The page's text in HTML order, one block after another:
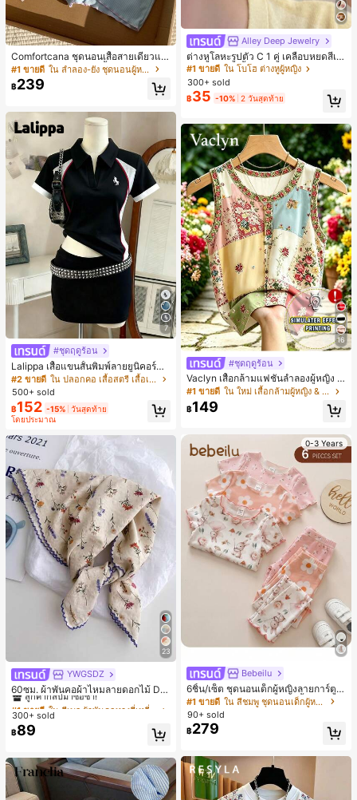
Comfortcana ชุดนอนเสื้อสายเดี่ยวแต่
งระบายและกางเกงขาสั้นสำหรับผู้หญิง
#1 ขายดี ใน ลำลอง-ยัง ชุดนอนผู้หญิง
฿239
7
#ชุดฤดูร้อน
Lalippa เสื้อแขนสั้นพิมพ์ลายยูนิคอร์นล
ายทางสีตัดกันสำหรับผู้หญิง สไตล์วิทย
าลัย
#2 ขายดี
ใน ปลอกคอ เสื้อสตรี เสื้อเบลาส์ & Tee
500+ sold
฿152 -15% วันสุดท้าย
โดยประมาณ
23
YWGSDZ
60ซม. ผ้าพันคอผ้าไหมลายดอกไม้ Dit
sy สีเบจ, เครื่องประดับใหม่สำหรับผู้หญิ
งฤดูใบไม้ผลิ/ฤดูใบไม้ร่วง, ผ้าพันคอผืน
บางอเนกประสงค์หรูหรา
#1 ขายดี
ลูกค้ากลับมาซื้อซ้ำ!
#1 ขายดี
ลูกค้ากลับมาซื้อซ้ำ!
#1 ขายดี
ลูกค้ากลับมาซื้อซ้ำ!
#1 ขายดี
ใน สีเบจ ผ้าพันคอทรงสี่เหลี่ยมและผ้าพันคอสำหรับผู้
300+ sold
฿89
Alley Deep Jewelry
ต่างหูโลหะรูปตัว C 1 คู่ เคลือบหยดสีเห
ลือง ลายจุดสีน้ำเงิน สไตล์ยุโรปและอเม
ริกัน แฟชั่นส่วนตัว หวานและสง่างาม
สำหรับผู้หญิงและเด็กหญิง สำหรับการเ
ดินทาง งานแต่งงาน ปาร์ตี้ วันเกิด ของ
#1 ขายดี ใน โบโฮ ต่างหูผู้หญิง
ลูกค้ากลับมาซื้อซ้ำ!
เกือบหมดแล้ว!
#1 ขายดี ใน โบโฮ ต่างหูผู้หญิง
ลูกค้ากลับมาซื้อซ้ำ!
เกือบหมดแล้ว!
#1 ขายดี ใน โบโฮ ต่างหูผู้หญิง
ลูกค้ากลับมาซื้อซ้ำ!
เกือบหมดแล้ว!
#1 ขายดี ใน โบโฮ ต่างหูผู้หญิง
เกือบหมดแล้ว!
300+ sold
฿35 -10% 2 วันสุดท้าย
16
#ชุดฤดูร้อน
Vaclyn เสื้อกล้ามแฟชั่นลำลองผู้หญิง ล
ายแพตช์เวิร์ก แขนกุด คอกลม ติดกระดุ
ม
#1 ขายดี ใน ใหม่ เสื้อกล้ามผู้หญิง & Camis
฿149
0-3 Years
Bebeilu
6ชิ้น/เซ็ต ชุดนอนเด็กผู้หญิงลายการ์ตูน
หมีและดอกไม้ คอกลม แขนสั้น กางเกง
ขาสั้น ขอบระบาย สวมใส่สบาย
#1 ขายดี
ใน สีชมพู ชุดนอนเด็กผู้หญิง
90+ sold
฿279